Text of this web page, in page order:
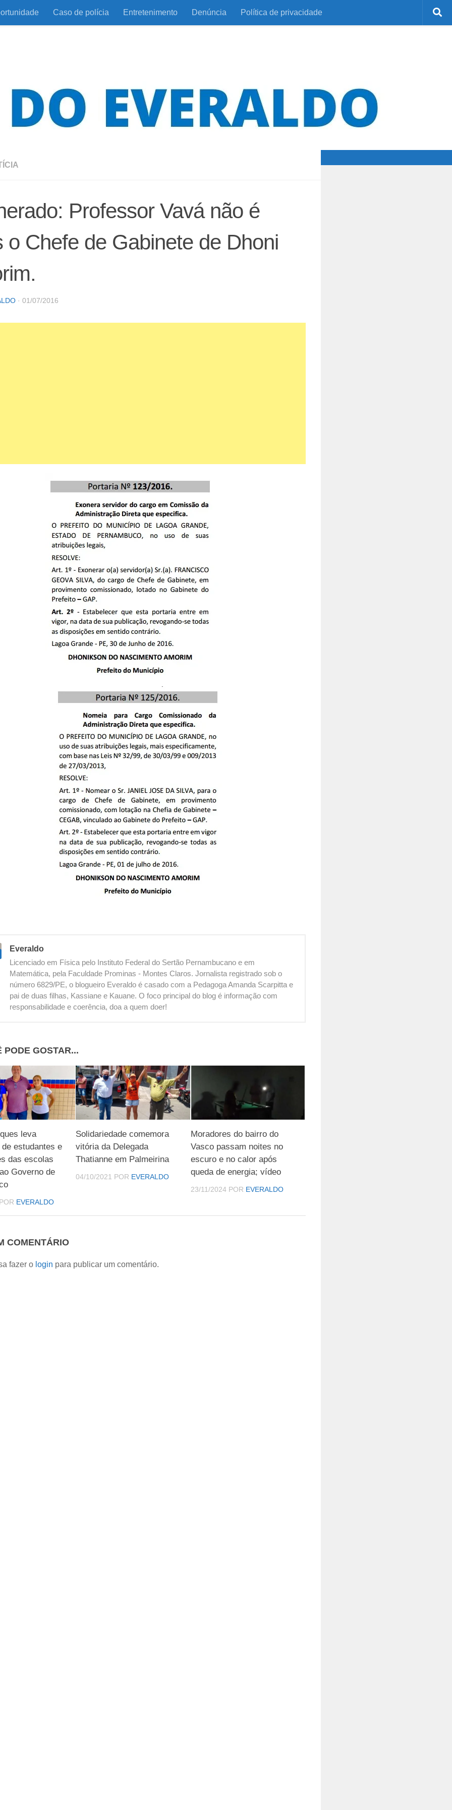
Caso de polícia Entretenimento Denúncia Política de privacidade
Professor Vavá não é
o Chefe de Gabinete de Dhoni
· 01/07/2016
Everaldo
Licenciado em Física pelo Instituto Federal do Sertão Pernambucano e em
Matemática, pela Faculdade Prominas - Montes Claros. Jornalista registrado sob o
número 6829/PE, o blogueiro Everaldo é casado com a Pedagoga Amanda Scarpitta e
pai de duas filhas, Kassiane e Kauane. O foco principal do blog é informação com
responsabilidade e coerência, doa a quem doer!
PODE GOSTAR...
leva
estudantes e
das escolas
Governo de
EVERALDO
Solidariedade comemora
vitória da Delegada
Thatianne em Palmeirina
04/10/2021 POR EVERALDO
Moradores do bairro do
Vasco passam noites no
escuro e no calor após
queda de energia; vídeo
23/11/2024POR EVERALDO
COMENTÁRIO
fazer o login para publicar um comentário.